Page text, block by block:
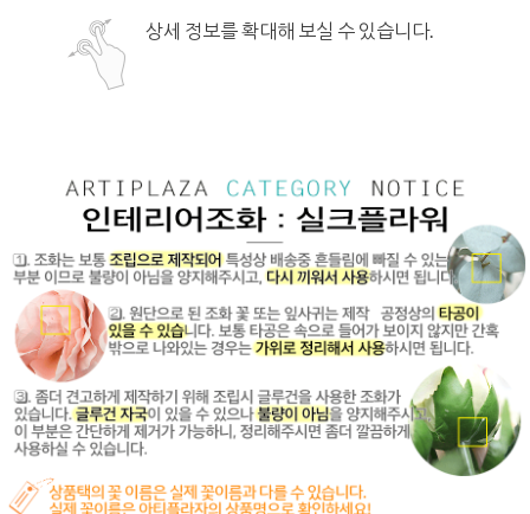
상세 정보를 확대해 보실 수 있습니다.